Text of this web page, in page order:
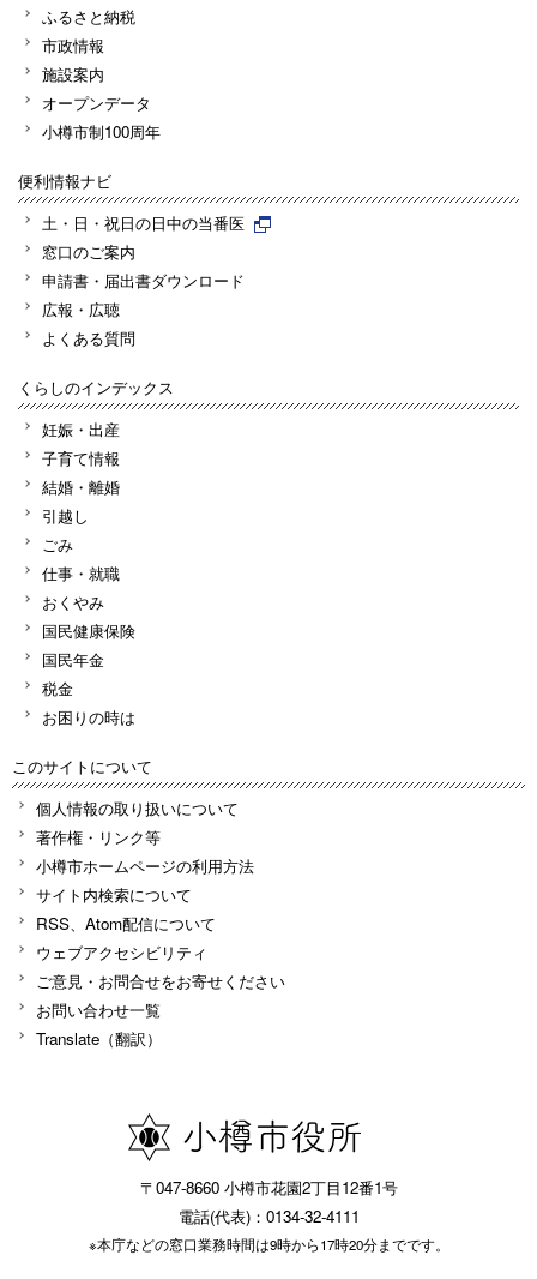
ふるさと納税
市政情報
施設案内
オープンデータ
小樽市制100周年
便利情報ナビ
土・日・祝日の日中の当番医
窓口のご案内
申請書・届出書ダウンロード
広報・広聴
よくある質問
くらしのインデックス
妊娠・出産
子育て情報
結婚・離婚
引越し
ごみ
仕事・就職
おくやみ
国民健康保険
国民年金
税金
お困りの時は
このサイトについて
個人情報の取り扱いについて
著作権・リンク等
小樽市ホームページの利用方法
サイト内検索について
RSS、Atom配信について
ウェブアクセシビリティ
ご意見・お問合せをお寄せください
お問い合わせ一覧
Translate（翻訳）
〒047-8660 小樽市花園2丁目12番1号
電話(代表)：0134-32-4111
※本庁などの窓口業務時間は9時から17時20分までです。